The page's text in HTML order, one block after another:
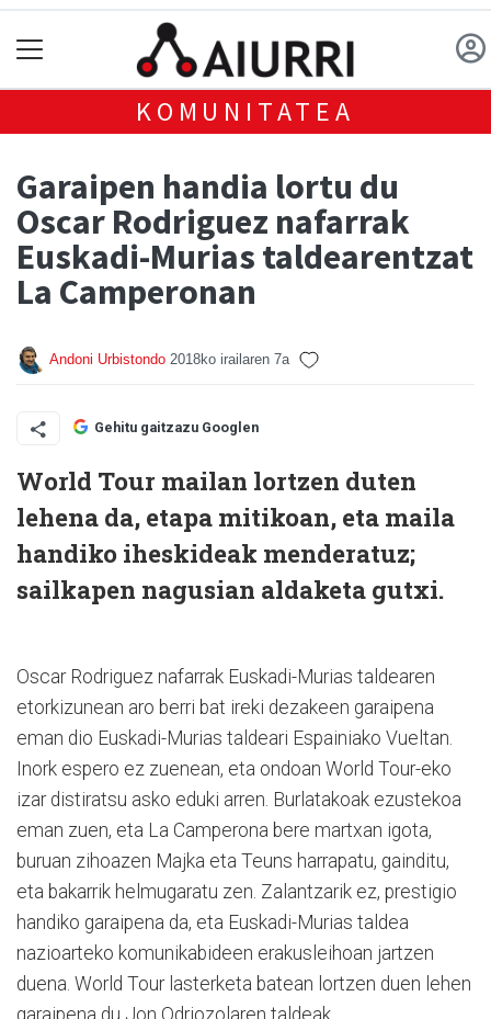
KOMUNITATEA
Garaipen handia lortu du
Oscar Rodriguez nafarrak
Euskadi-Murias taldearentzat
La Camperonan
Andoni Urbistondo 2018ko irailaren 7a
Gehitu gaitzazu Googlen
World Tour mailan lortzen duten
lehena da, etapa mitikoan, eta maila
handiko iheskideak menderatuz;
sailkapen nagusian aldaketa gutxi.
Oscar Rodriguez nafarrak Euskadi-Murias taldearen
etorkizunean aro berri bat ireki dezakeen garaipena
eman dio Euskadi-Murias taldeari Espainiako Vueltan.
Inork espero ez zuenean, eta ondoan World Tour-eko
izar distiratsu asko eduki arren. Burlatakoak ezustekoa
eman zuen, eta La Camperona bere martxan igota,
buruan zihoazen Majka eta Teuns harrapatu, gainditu,
eta bakarrik helmugaratu zen. Zalantzarik ez, prestigio
handiko garaipena da, eta Euskadi-Murias taldea
nazioarteko komunikabideen erakusleihoan jartzen
duena. World Tour lasterketa batean lortzen duen lehen